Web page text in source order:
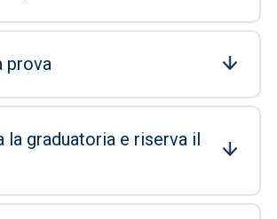
prova
la graduatoria e riserva il